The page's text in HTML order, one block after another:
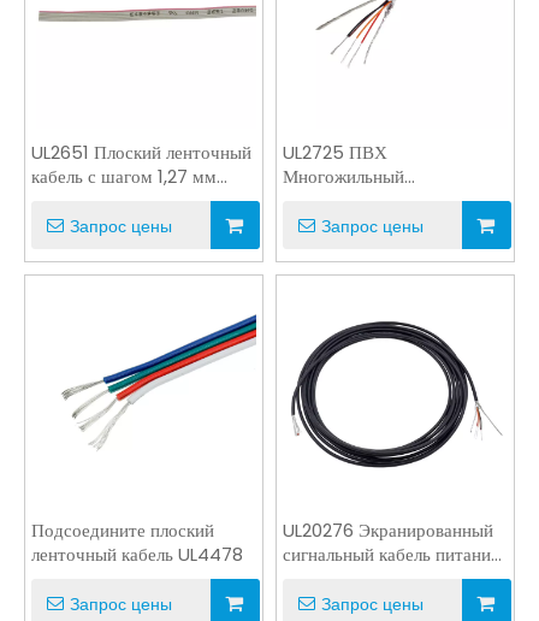
UL2651 Плоский ленточный
кабель с шагом 1,27 мм
28AWG PVC 105 ℃ 300V
Запрос цены
UL2725 ПВХ
Многожильный
экранированный кабель
USB-кабель Сигнальный
Запрос цены
Подсоедините плоский
ленточный кабель UL4478
Запрос цены
UL20276 Экранированный
сигнальный кабель питания
проводки LVDS
Запрос цены